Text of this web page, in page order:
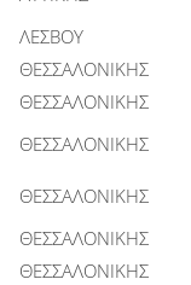
ΛΕΣΒΟΥ
ΘΕΣΣΑΛΟΝΙΚΗΣ
ΘΕΣΣΑΛΟΝΙΚΗΣ
ΘΕΣΣΑΛΟΝΙΚΗΣ
ΘΕΣΣΑΛΟΝΙΚΗΣ
ΘΕΣΣΑΛΟΝΙΚΗΣ
ΘΕΣΣΑΛΟΝΙΚΗΣ